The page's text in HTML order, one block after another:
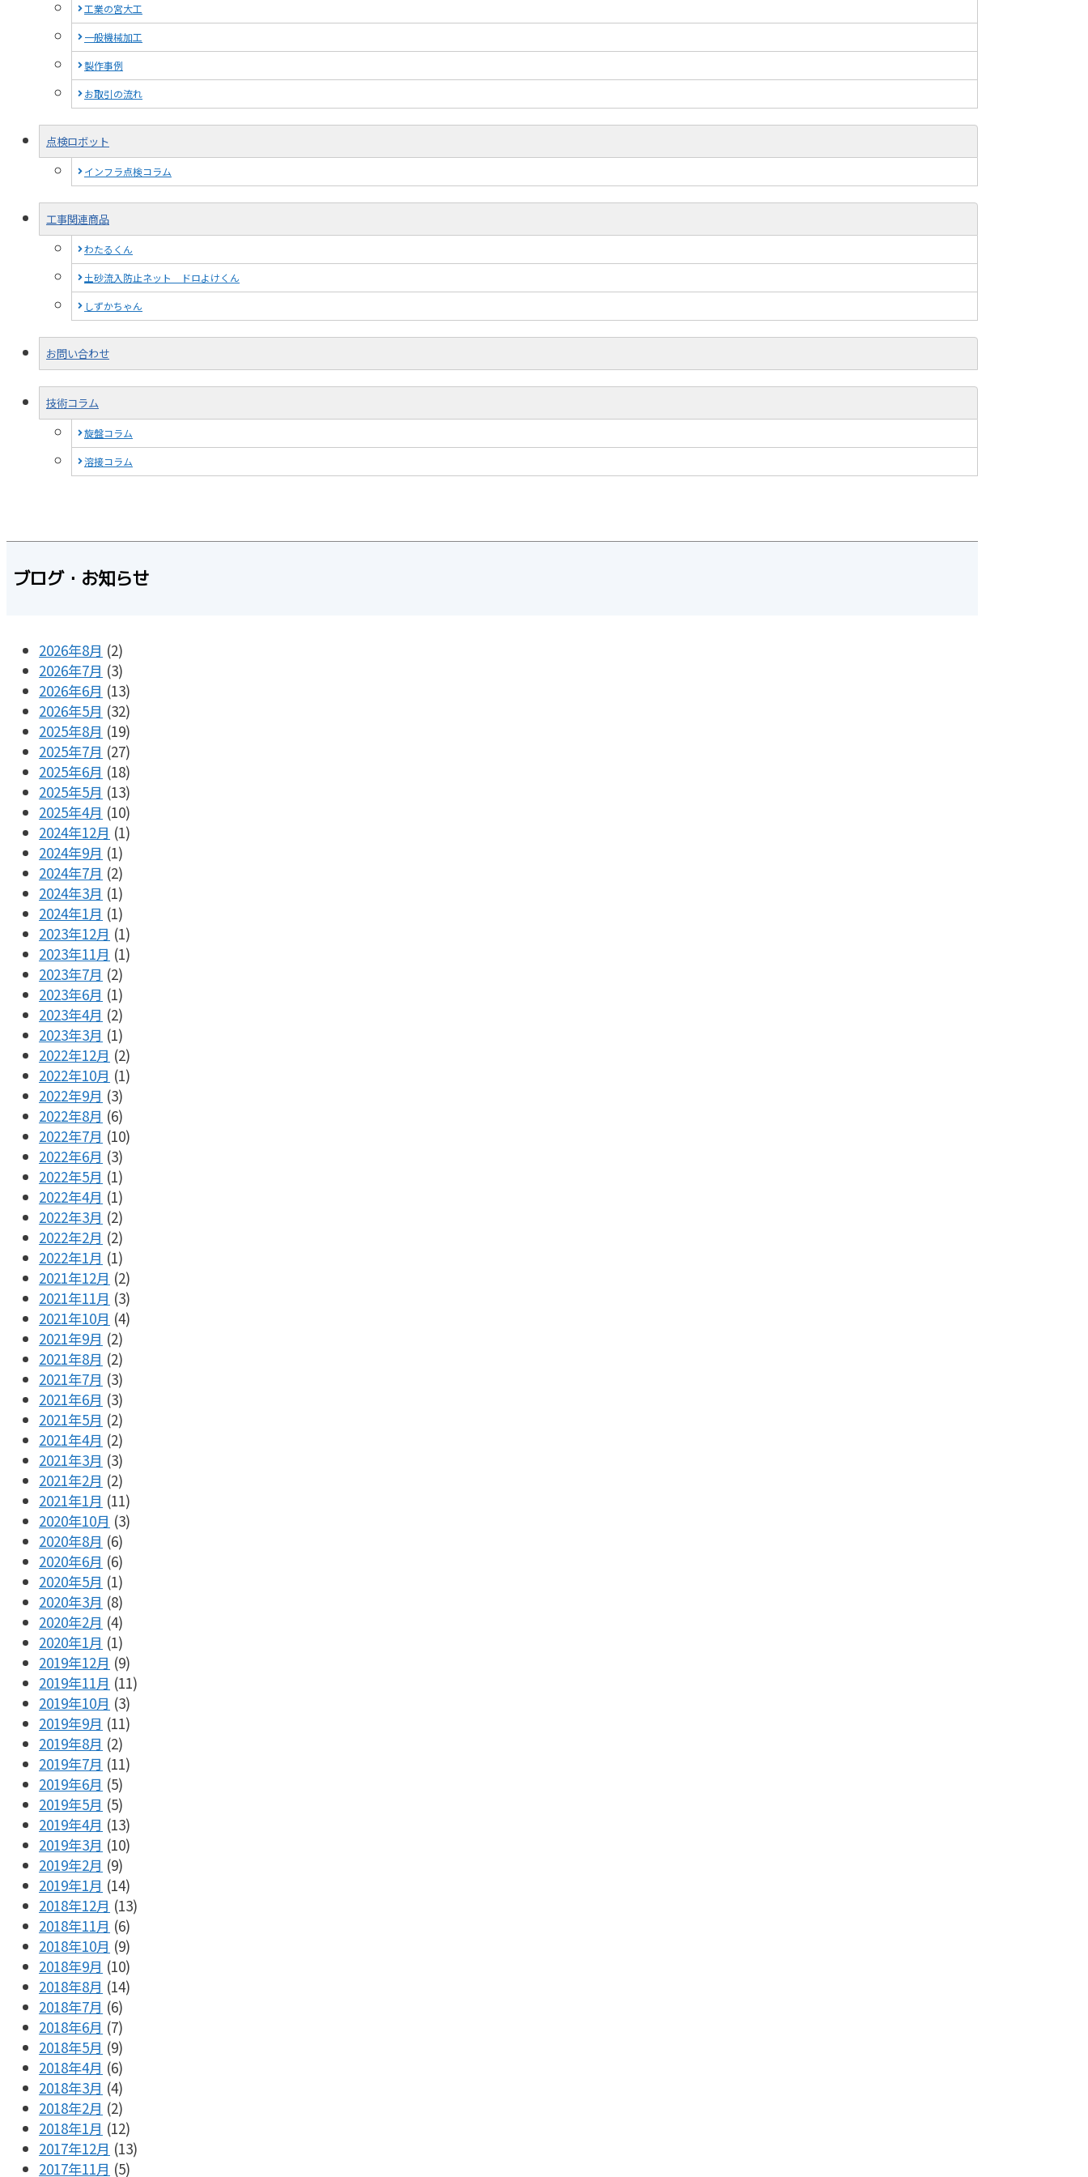
工業の宮大工
一般機械加工
製作事例
お取引の流れ
点検ロボット
インフラ点検コラム
工事関連商品
わたるくん
土砂流入防止ネット ドロよけくん
しずかちゃん
お問い合わせ
技術コラム
旋盤コラム
溶接コラム
ブログ・お知らせ
2026年8月 (2)
2026年7月 (3)
2026年6月 (13)
2026年5月 (32)
2025年8月 (19)
2025年7月 (27)
2025年6月 (18)
2025年5月 (13)
2025年4月 (10)
2024年12月 (1)
2024年9月 (1)
2024年7月 (2)
2024年3月 (1)
2024年1月 (1)
2023年12月 (1)
2023年11月 (1)
2023年7月 (2)
2023年6月 (1)
2023年4月 (2)
2023年3月 (1)
2022年12月 (2)
2022年10月 (1)
2022年9月 (3)
2022年8月 (6)
2022年7月 (10)
2022年6月 (3)
2022年5月 (1)
2022年4月 (1)
2022年3月 (2)
2022年2月 (2)
2022年1月 (1)
2021年12月 (2)
2021年11月 (3)
2021年10月 (4)
2021年9月 (2)
2021年8月 (2)
2021年7月 (3)
2021年6月 (3)
2021年5月 (2)
2021年4月 (2)
2021年3月 (3)
2021年2月 (2)
2021年1月 (11)
2020年10月 (3)
2020年8月 (6)
2020年6月 (6)
2020年5月 (1)
2020年3月 (8)
2020年2月 (4)
2020年1月 (1)
2019年12月 (9)
2019年11月 (11)
2019年10月 (3)
2019年9月 (11)
2019年8月 (2)
2019年7月 (11)
2019年6月 (5)
2019年5月 (5)
2019年4月 (13)
2019年3月 (10)
2019年2月 (9)
2019年1月 (14)
2018年12月 (13)
2018年11月 (6)
2018年10月 (9)
2018年9月 (10)
2018年8月 (14)
2018年7月 (6)
2018年6月 (7)
2018年5月 (9)
2018年4月 (6)
2018年3月 (4)
2018年2月 (2)
2018年1月 (12)
2017年12月 (13)
2017年11月 (5)